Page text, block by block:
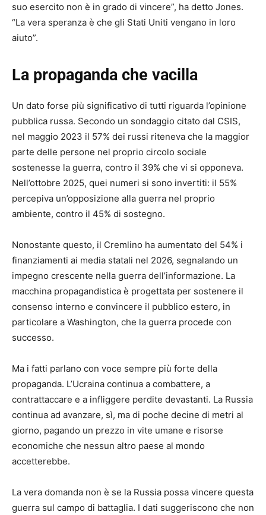
suo esercito non è in grado di vincere”, ha detto Jones.
“La vera speranza è che gli Stati Uniti vengano in loro
aiuto”.
La propaganda che vacilla
Un dato forse più significativo di tutti riguarda l’opinione
pubblica russa. Secondo un sondaggio citato dal CSIS,
nel maggio 2023 il 57% dei russi riteneva che la maggior
parte delle persone nel proprio circolo sociale
sostenesse la guerra, contro il 39% che vi si opponeva.
Nell’ottobre 2025, quei numeri si sono invertiti: il 55%
percepiva un’opposizione alla guerra nel proprio
ambiente, contro il 45% di sostegno.
Nonostante questo, il Cremlino ha aumentato del 54% i
finanziamenti ai media statali nel 2026, segnalando un
impegno crescente nella guerra dell’informazione. La
macchina propagandistica è progettata per sostenere il
consenso interno e convincere il pubblico estero, in
particolare a Washington, che la guerra procede con
successo.
Ma i fatti parlano con voce sempre più forte della
propaganda. L’Ucraina continua a combattere, a
contrattaccare e a infliggere perdite devastanti. La Russia
continua ad avanzare, sì, ma di poche decine di metri al
giorno, pagando un prezzo in vite umane e risorse
economiche che nessun altro paese al mondo
accetterebbe.
La vera domanda non è se la Russia possa vincere questa
guerra sul campo di battaglia. I dati suggeriscono che non